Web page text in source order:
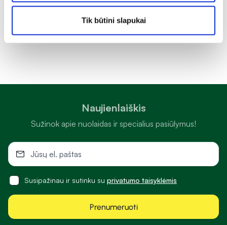
Tik būtini slapukai
Naujienlaiškis
Sužinok apie nuolaidas ir specialius pasiūlymus!
Susipažinau ir sutinku su privatumo taisyklėmis
Prenumeruoti